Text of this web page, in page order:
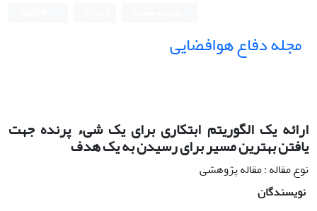
مجله دفاع هوافضایی
ارائه یک الگوریتم ابتکاری برای یک شی‌ء پرنده جهت
یافتن بهترین مسیر برای رسیدن به یک هدف
نوع مقاله : مقاله پژوهشی
نویسندگان